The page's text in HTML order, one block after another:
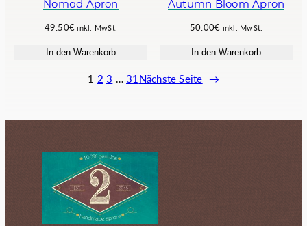
s
w
r
0
3
9
6
€
Nomad Apron
49.50€ inkl. MwSt.
In den Warenkorb
Autumn Bloom Apron
50.00€ inkl. MwSt.
In den Warenkorb
1 2 3 … 31 Nächste Seite →